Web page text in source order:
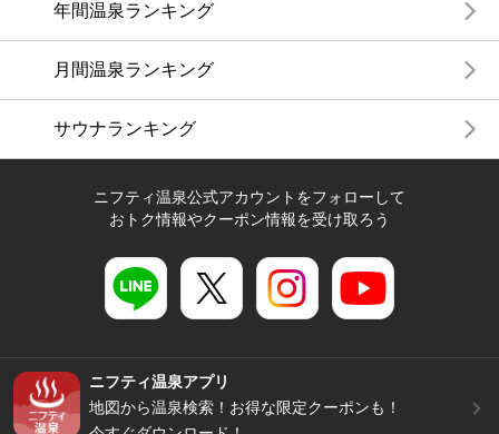
年間温泉ランキング
月間温泉ランキング
サウナランキング
ニフティ温泉公式アカウントをフォローして
おトク情報やクーポン情報を受け取ろう
ニフティ温泉アプリ
地図から温泉検索！お得な限定クーポンも！